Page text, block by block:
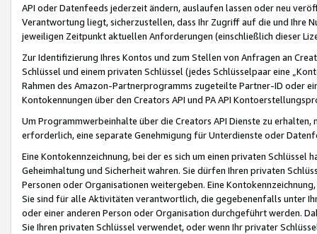
API oder Datenfeeds jederzeit ändern, auslaufen lassen oder neu
Verantwortung liegt, sicherzustellen, dass Ihr Zugriff auf die und Ihre
jeweiligen Zeitpunkt aktuellen Anforderungen (einschließlich dieser
Zur Identifizierung Ihres Kontos und zum Stellen von Anfragen an
Schlüssel und einem privaten Schlüssel (jedes Schlüsselpaar eine
Rahmen des Amazon-Partnerprogramms zugeteilte Partner-ID oder
Kontokennungen über den Creators API und PA API
Um Programmwerbeinhalte über die Creators API Dienste zu
erforderlich, eine separate Genehmigung für Unterdienste oder
Eine Kontokennzeichnung, bei der es sich um einen privaten
Geheimhaltung und Sicherheit wahren. Sie dürfen Ihren privaten
Personen oder Organisationen weitergeben. Eine
Sie sind für alle Aktivitäten verantwortlich, die gegebenenfalls unter
oder einer anderen Person oder Organisation durchgeführt werden.
Sie Ihren privaten Schlüssel verwendet, oder wenn Ihr privater